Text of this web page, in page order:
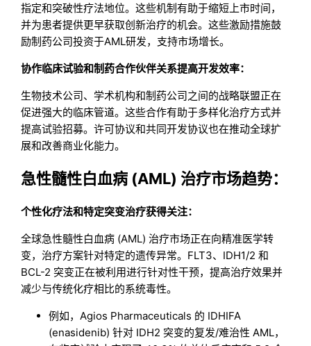
指定和突破性疗法地位。这些机制有助于缩短上市时间，
并为患者提供更早获取创新治疗的机会。这些激励措施鼓
励制药公司投资于AML研发，支持市场增长。
协作临床试验和制药合作伙伴关系提高开发效率：
生物技术公司、学术机构和制药公司之间的战略联盟正在
促进强大的临床管道。这些合作有助于多样化治疗方式并
提高试验招募。许可协议和共同开发协议也在推动全球扩
展和改善商业化能力。
急性髓性白血病 (AML) 治疗市场趋势：
个性化疗法和特定突变治疗获得关注：
全球急性髓性白血病 (AML) 治疗市场正在向精准医学转
变，治疗方案针对特定的遗传异常。FLT3、IDH1/2 和
BCL-2 突变正在被利用进行针对性干预，提高治疗效果并
减少与传统化疗相比的系统毒性。
例如，Agios Pharmaceuticals 的 IDHIFA
(enasidenib) 针对 IDH2 突变的复发/难治性 AML，